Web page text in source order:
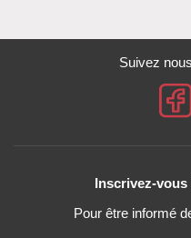
Suivez
Inscrivez-
Pour être informé